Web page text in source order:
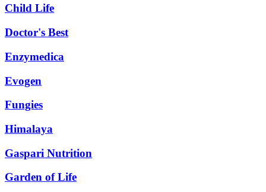
Child Life
Doctor's Best
Enzymedica
Evogen
Fungies
Himalaya
Gaspari Nutrition
Garden of Life